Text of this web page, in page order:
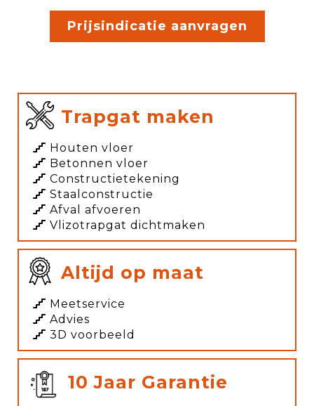
Prijsindicatie aanvragen
Trapgat maken
Houten vloer
Betonnen vloer
Constructietekening
Staalconstructie
Afval afvoeren
Vlizotrapgat dichtmaken
Altijd op maat
Meetservice
Advies
3D voorbeeld
10 Jaar Garantie